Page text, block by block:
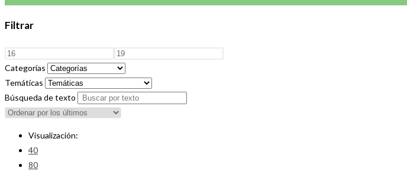
Filtrar
Categorías
Temáticas
Búsqueda de texto
Visualización:
40
80